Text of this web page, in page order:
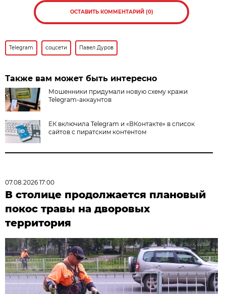
ОСТАВИТЬ КОММЕНТАРИЙ (0)
Telegram соцсети Павел Дуров
Также вам может быть интересно
Мошенники придумали новую схему кражи
Telegram-аккаунтов
ЕК включила Telegram и «ВКонтакте» в список
сайтов с пиратским контентом
07.08.2026 17:00
В столице продолжается плановый
покос травы на дворовых
территория